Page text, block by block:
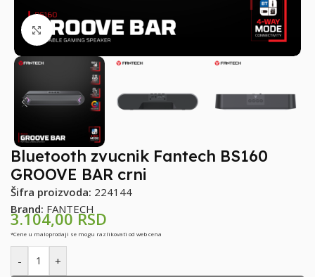
Klikni za uvećanje
Bluetooth zvucnik Fantech BS160
GROOVE BAR crni
Šifra proizvoda: 224144
Brand: FANTECH
3.104,00RSD
*Cene u maloprodaji se mogu razlikovati od web cena
- +